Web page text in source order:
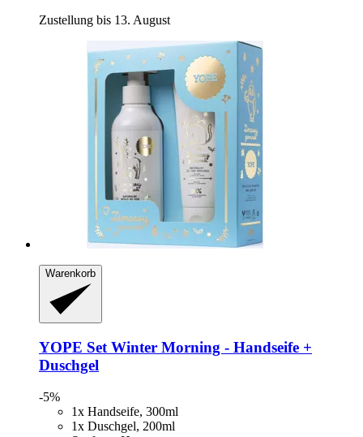
Zustellung bis 13. August
Warenkorb
YOPE Set Winter Morning -​ Handseife +
Duschgel
-5%
1x Handseife, 300ml
1x Duschgel, 200ml